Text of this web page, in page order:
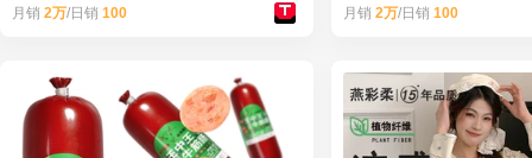
月销 2万/日销 100 月销 2万/日销 100